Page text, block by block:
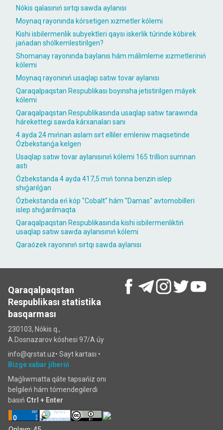
Nókis qalasınıń sırtqı sawda aylanısı
Moynaq rayonında kórsetigen xızmetler kólemi
Kishi isbilermenlik subyektleri qaysı iskerlik túrinde kóbirek
jańadan shólkemlestirilgen?
Shomanay rayonında baylanıs hám málimleme xızmetleriniń
kólemi
Moynaq rayonınıń usaqlap satıw tovar aylanısı
Qaraqalpaqstan Respublikası boyınsha jetistirilgen máyek
kólemi
Qaraqalpaqstan Respublikasında usaqlap satıw tarawında
hárekettegi sawda kárxanaları sanı
4 ayda 24 mıńnan aslam sırt elliler emleniw maqsetinde
Ózbekstanǵa kelgen
Usaqlap satıw tovar aylanısınıń kólemi 165 trillion sumnan
astı
Ózbekstanda 4 ayda 417,5 mıń tonna benzin islep
shıǵarılǵan
Ózbekstanda eń kóp "Cobalt" hám "Damas" avtomobilleri
islep shıǵarılmaqta
Qaraqalpaqstan Respublikasında kishi isbilermenliktiń
usaqlap satıw sawda aylanısınıń kólemi
Qaraózek rayonınıń sırtqı sawda aylanısı
Qaraqalpaqstan
Respublikası statistika
basqarması
230103, Nókis q.,
A.Dosnazarov kóshesi 97/A úy
info@qrstat.uz• Sayt kartası •
Bizge xabar jiberiń
Maǵlıwmatta qáte tapsańiz onı
belgileń hám tómendegilerdi
basıń Ctrl + Enter